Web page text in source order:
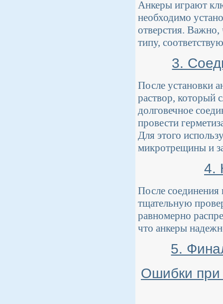
Анкеры играют
необходимо
отверстия.
типу,
3.
После установки
раствор, который
долговечное
провести
Для этого
микротрещины и
4.
После соединения
тщательную
равномерно
что анкеры
5.
Ошибки при